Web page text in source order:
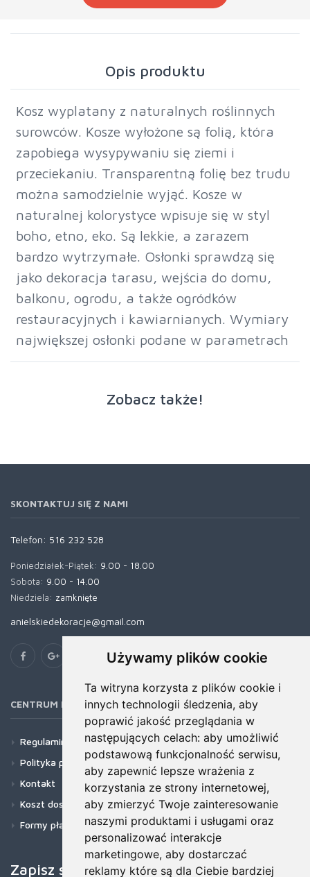
Używamy plików cookie
Ta witryna korzysta z plików cookie i
innych technologii śledzenia, aby
poprawić jakość przeglądania w
następujących celach: aby umożliwić
podstawową funkcjonalność serwisu,
aby zapewnić lepsze wrażenia z
korzystania ze strony internetowej,
aby zmierzyć Twoje zainteresowanie
naszymi produktami i usługami oraz
personalizować interakcje
marketingowe, aby dostarczać
reklamy które są dla Ciebie bardziej
Opis produktu
Kosz wyplatany z naturalnych roślinnych
surowców. Kosze wyłożone są folią, która
zapobiega wysypywaniu się ziemi i
przeciekaniu. Transparentną folię bez trudu
można samodzielnie wyjąć. Kosze w
naturalnej kolorystyce wpisuje się w styl
boho, etno, eko. Są lekkie, a zarazem
bardzo wytrzymałe. Osłonki sprawdzą się
jako dekoracja tarasu, wejścia do domu,
balkonu, ogrodu, a także ogródków
restauracyjnych i kawiarnianych. Wymiary
największej osłonki podane w parametrach
Zobacz także!
SKONTAKTUJ SIĘ Z NAMI
Telefon: 516 232 528
Poniedziałek-Piątek: 9.00 - 18.00
Sobota: 9.00 - 14.00
Niedziela: zamknięte
anielskiedekoracje@gmail.com
CENTRUM POMOCY
Regulamin
Polityka prywatności
Kontakt
Koszt dostawy
Formy płatności
Zapisz się do newslettera!